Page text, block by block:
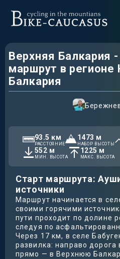
Верхняя Балкария
маршрут в регионе
Балкария
93.5 км
РАССТОЯНИЕ
1473 м
НАБОР ВЫСОТЫ
552 м
МИН. ВЫСОТА
1225 м
МАКС. ВЫСОТА
Старт маршрута:
источники
Маршрут начинается в
своими горячими
пути проходит по долине
следуя по
Через 17 км, в селе
развилка: направо дорога
прямо — в Верхнюю